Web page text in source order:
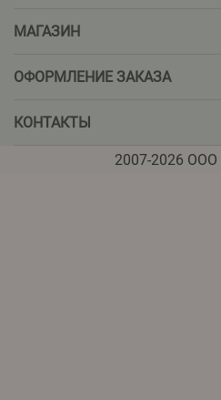
МАГАЗИН
ОФОРМЛЕНИЕ ЗАКАЗА
КОНТАКТЫ
2007-2026 ООО